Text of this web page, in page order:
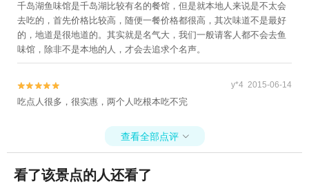
千岛湖鱼味馆是千岛湖比较有名的餐馆，但是就本地人来说是不太会
去吃的，首先价格比较高，随便一餐价格都很高，其次味道不是最好
的，地道是很地道的。其实就是名气大，我们一般请客人都不会去鱼
味馆，除非不是本地的人，才会去追求个名声。

 y*4 2015-06-14
吃点人很多，很实惠，两个人吃根本吃不完
查看全部点评 
看了该景点的人还看了